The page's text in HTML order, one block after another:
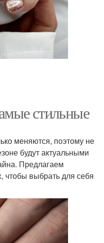
стильные
меняются, поэтому не
будут актуальными
Предлагаем
чтобы выбрать для себя